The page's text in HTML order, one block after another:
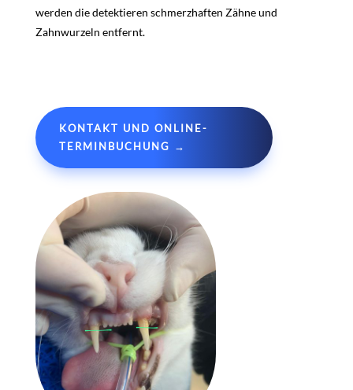
werden die detektieren schmerzhaften Zähne und
Zahnwurzeln entfernt.
KONTAKT UND ONLINE-
TERMINBUCHUNG →